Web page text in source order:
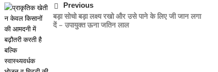
Previous
बड़ा सोचो बड़ा लक्ष्य रखो और उसे पाने के लिए जी जान लगा
दें – उपायुक्त ऊना जतिन लाल